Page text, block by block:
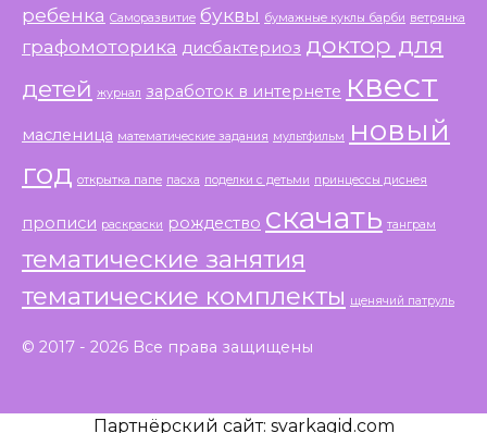
ребенка Саморазвитие буквы бумажные куклы барби ветрянка
графомоторика дисбактериоз доктор для
детей журнал заработок в интернете квест
масленица математические задания мультфильм
новый
год открытка папе пасха поделки с детьми принцессы диснея
прописи раскраски рождество скачать танграм
тематические занятия
тематические комплекты щенячий патруль
© 2017 - 2026 Все права защищены
Партнёрский сайт: svarkagid.com